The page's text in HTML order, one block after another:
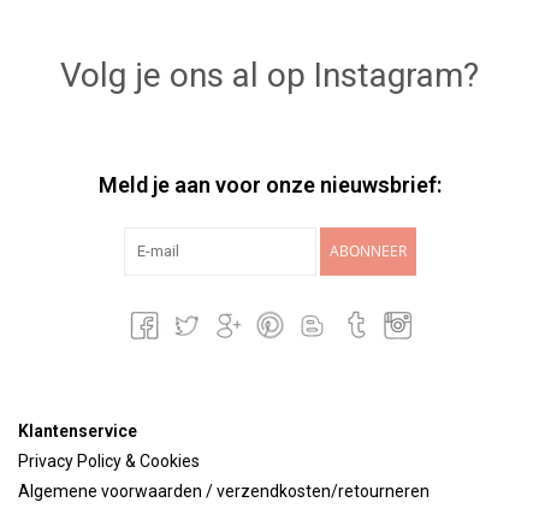
Volg je ons al op Instagram?
Meld je aan voor onze nieuwsbrief:
ABONNEER
Klantenservice
Privacy Policy & Cookies
Algemene voorwaarden / verzendkosten/retourneren